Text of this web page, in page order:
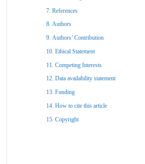
References​
Authors
Authors’ Contribution
Ethical Statement​
Competing Interests
Data availability statement
Funding
How to cite this article
Copyright​